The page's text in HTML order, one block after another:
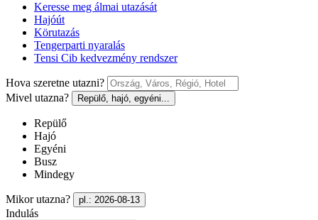
Keresse meg álmai utazását
Hajóút
Körutazás
Tengerparti nyaralás
Tensi Cib kedvezmény rendszer
Hova szeretne utazni?
Mivel utazna?
Repülő, hajó, egyéni...
Repülő
Hajó
Egyéni
Busz
Mindegy
Mikor utazna? pl.: 2026-08-13
Indulás